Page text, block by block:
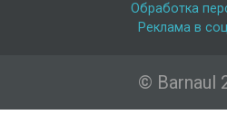
Обработка
Реклама в
© Barnaul